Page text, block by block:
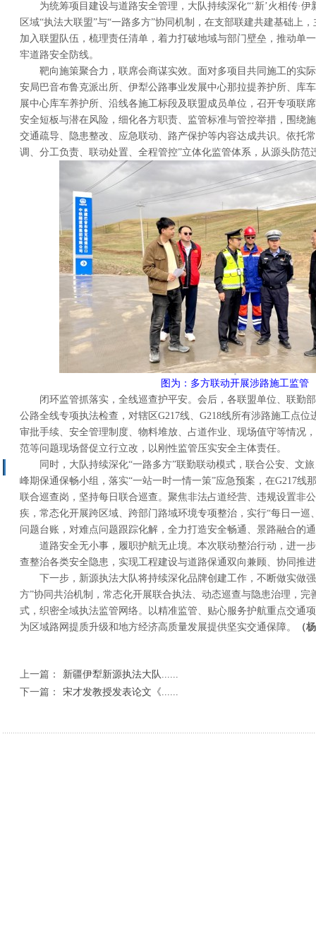
为统筹项目建设与道路安全管理，大队持续深化“‘新’火相传·伊
区域“执法大联盟”与“一路多方”协同机制，在支部联建共建基础上
加入联盟队伍，梳理责任清单，着力打破地域与部门壁垒，推动单
牢道路安全防线。
靶向施策聚合力，联席会商谋实效。面对多项目共同施工的实
安局巴音布鲁克派出所、伊犁公路事业发展中心那拉提养护所、库
展中心库车养护所、沿线各施工标段及联盟成员单位，召开专项联
安全短板与潜在风险，细化各方职责、监管标准与管控举措，围绕
交通疏导、隐患整改、应急联动、路产保护等内容达成共识。依托
调、分工负责、联动处置、全程管控”立体化监管体系，从源头防范
图为：多方联动开展涉路施工监管
闭环监管抓落实，全线巡查护平安。会后，各联盟单位、联勤部
公路全线专项执法检查，对辖区G217线、G218线所有涉路施工点
审批手续、安全管理制度、物料堆放、占道作业、现场值守等情况
范等问题现场督促立行立改，以刚性监管压实安全主体责任。
同时，大队持续深化“一路多方”联勤联动模式，联合公安、文旅
峰期保通保畅小组，落实“一站一时一情一策”应急预案，在G217线
联合巡查岗，坚持每日联合巡查。聚焦非法占道经营、违规设置非
疾，常态化开展跨区域、跨部门路域环境专项整治，实行“每日一巡
问题台账，对难点问题跟踪化解，全力打造安全畅通、景路融合的
道路安全无小事，履职护航无止境。本次联动整治行动，进一
查整治各类安全隐患，实现工程建设与道路保通双向兼顾、协同推
下一步，新源执法大队将持续深化品牌创建工作，不断做实做强
方”协同共治机制，常态化开展联合执法、动态巡查与隐患治理，完
式，织密全域执法监管网络。以精准监管、贴心服务护航重点交通
为区域路网提质升级和地方经济高质量发展提供坚实交通保障。
（
上一篇：
新疆伊犁新源执法大队......
下一篇：
宋才发教授发表论文《......